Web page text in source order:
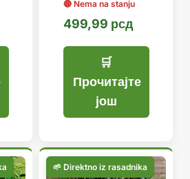
499,99 рсд
Прочитајте
још